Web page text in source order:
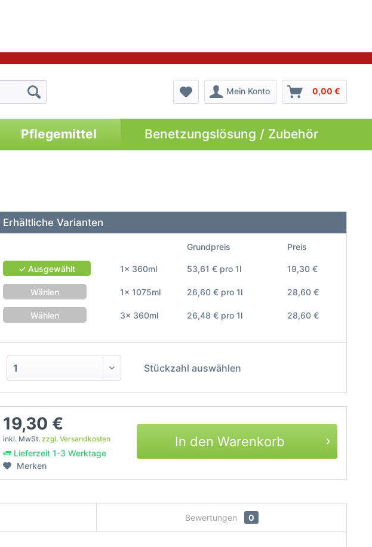
Mein Konto 0,00 €
Pflegemittel Benetzungslösung / Zubehör
Erhältliche Varianten
Grundpreis Preis
✓ Ausgewählt 1x 360ml 53,61 € pro 1l 19,30 €
Wählen 1x 1075ml 26,60 € pro 1l 28,60 €
Wählen 3x 360ml 26,48 € pro 1l 28,60 €
Stückzahl auswählen
19,30 €
inkl. MwSt. zzgl. Versandkosten
Lieferzeit 1-3 Werktage
In den Warenkorb
Merken
Bewertungen 0